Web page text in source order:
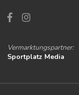
Vermarktungspartner:
Sportplatz Media